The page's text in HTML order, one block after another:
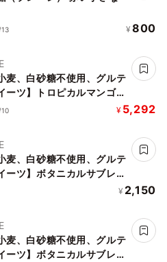
¥ 800
麦、白砂糖不使用、グルテ
ーツ】トロピカルマンゴー
15cm ～京豆腐仕立て～¥ 5,292
麦、白砂糖不使用、グルテ
ーツ】ボタニカルサブレ
バニラサブレ缶 2種アソー
¥ 2,150
麦、白砂糖不使用、グルテ
ーツ】ボタニカルサブレ